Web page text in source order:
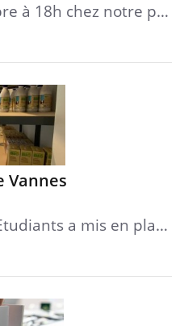
à 18h chez notre p…
Vannes
a mis en pla…